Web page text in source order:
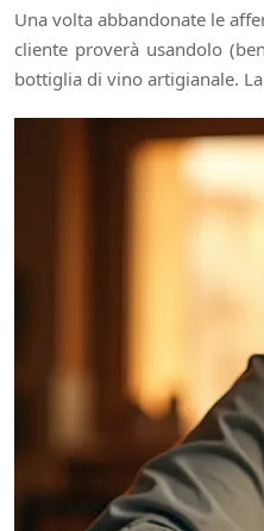
Una volta abbandonate le
cliente proverà usandolo
bottiglia di vino artigianale.